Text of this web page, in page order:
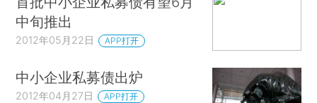
中旬推出
2012年05月22日 APP打开
中小企业私募债出炉
2012年04月27日 APP打开